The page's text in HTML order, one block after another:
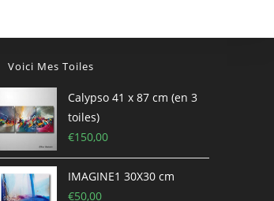
Voici Mes Toiles
Calypso 41 x 87 cm (en 3
toiles)
€150,00
IMAGINE1 30X30 cm
€50,00